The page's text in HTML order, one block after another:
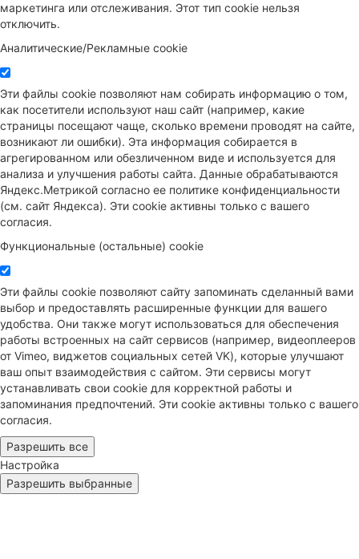
маркетинга или отслеживания. Этот тип cookie нельзя
отключить.
Аналитические/Рекламные cookie
Эти файлы cookie позволяют нам собирать информацию о том,
как посетители используют наш сайт (например, какие
страницы посещают чаще, сколько времени проводят на сайте,
возникают ли ошибки). Эта информация собирается в
агрегированном или обезличенном виде и используется для
анализа и улучшения работы сайта. Данные обрабатываются
Яндекс.Метрикой согласно ее политике конфиденциальности
(см. сайт Яндекса). Эти cookie активны только с вашего
согласия.
Функциональные (остальные) cookie
Эти файлы cookie позволяют сайту запоминать сделанный вами
выбор и предоставлять расширенные функции для вашего
удобства. Они также могут использоваться для обеспечения
работы встроенных на сайт сервисов (например, видеоплееров
от Vimeo, виджетов социальных сетей VK), которые улучшают
ваш опыт взаимодействия с сайтом. Эти сервисы могут
устанавливать свои cookie для корректной работы и
запоминания предпочтений. Эти cookie активны только с вашего
согласия.
Разрешить все
Настройка
Разрешить выбранные